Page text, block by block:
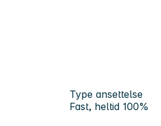
Type ansettelse
Fast, heltid 100%